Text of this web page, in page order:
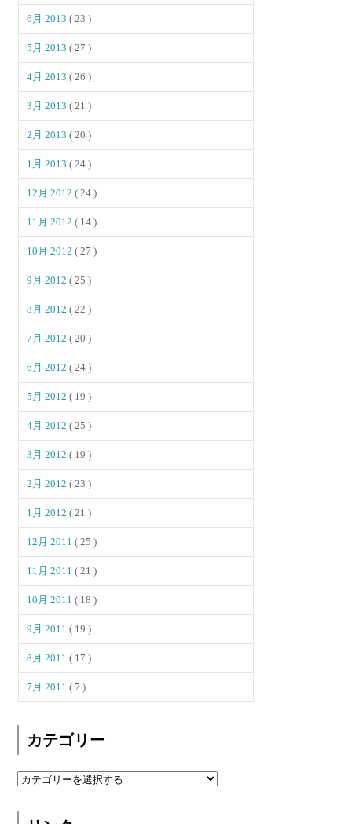
6月 2013( 23 )
5月 2013( 27 )
4月 2013( 26 )
3月 2013( 21 )
2月 2013( 20 )
1月 2013( 24 )
12月 2012( 24 )
11月 2012( 14 )
10月 2012( 27 )
9月 2012( 25 )
8月 2012( 22 )
7月 2012( 20 )
6月 2012( 24 )
5月 2012( 19 )
4月 2012( 25 )
3月 2012( 19 )
2月 2012( 23 )
1月 2012( 21 )
12月 2011( 25 )
11月 2011( 21 )
10月 2011( 18 )
9月 2011( 19 )
8月 2011( 17 )
7月 2011( 7 )
カテゴリー